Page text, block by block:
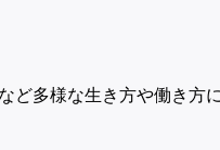
ど多様な生き方や働き方